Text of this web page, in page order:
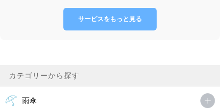
サービスをもっと見る
カテゴリーから探す
雨傘